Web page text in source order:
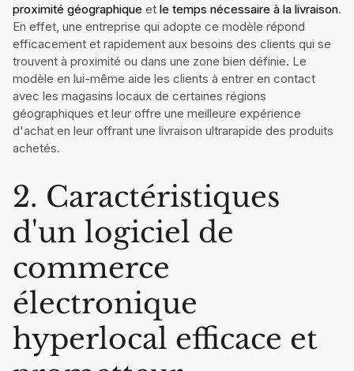
proximité géographique et le temps nécessaire à la livraison.
En effet, une entreprise qui adopte ce modèle répond
efficacement et rapidement aux besoins des clients qui se
trouvent à proximité ou dans une zone bien définie. Le
modèle en lui-même aide les clients à entrer en contact
avec les magasins locaux de certaines régions
géographiques et leur offre une meilleure expérience
d'achat en leur offrant une livraison ultrarapide des produits
achetés.
2. Caractéristiques
d'un logiciel de
commerce
électronique
hyperlocal efficace et